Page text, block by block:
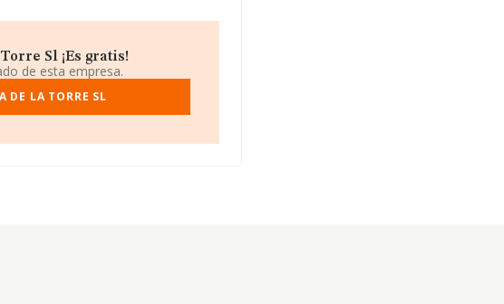
Sl ¡Es gratis!
de esta empresa.
DE LA TORRE SL